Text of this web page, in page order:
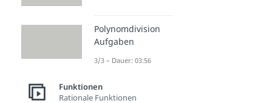
Polynomdivision
Aufgaben
3/3 – Dauer: 03:56
Funktionen
Rationale Funktionen